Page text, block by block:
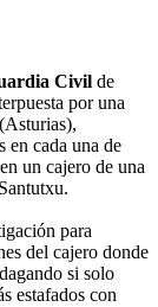
Civil de
por una
en cada una de
un cajero de una
para
del cajero donde
si solo
estafados con